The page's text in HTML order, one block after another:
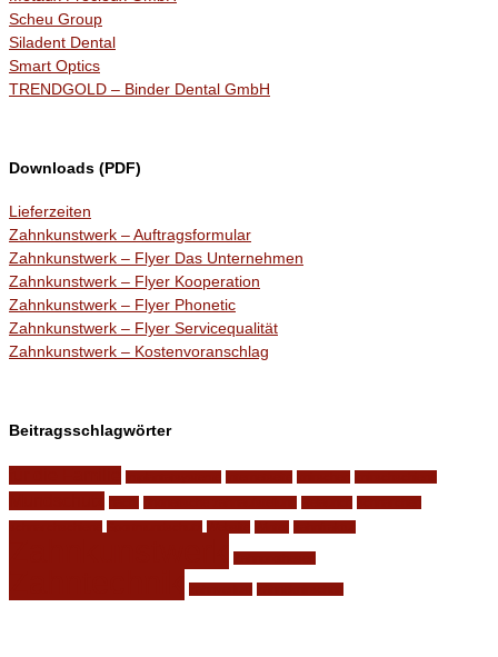
Scheu Group
Siladent Dental
Smart Optics
TRENDGOLD – Binder Dental GmbH
Downloads (PDF)
Lieferzeiten
Zahnkunstwerk – Auftragsformular
Zahnkunstwerk – Flyer Das Unternehmen
Zahnkunstwerk – Flyer Kooperation
Zahnkunstwerk – Flyer Phonetic
Zahnkunstwerk – Flyer Servicequalität
Zahnkunstwerk – Kostenvoranschlag
Beitragsschlagwörter